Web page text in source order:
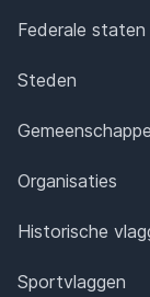
Federale staten
Steden
Organisaties
Historische
Sportvlaggen